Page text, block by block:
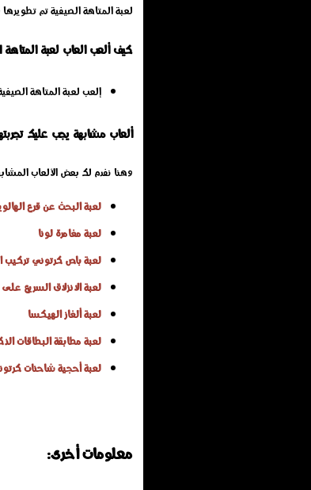
لعبة المتاهة الصيفية تم
كيف ألعب العاب لعبة المتاهة
إلعب لعبة المتاهة
ألعاب مشابهة يجب عليك
وهنا نفدم لك بعض الألعاب
لعبة البحث عن قرع
لعبة مغامرة لونا
لعبة باص كرتوني تركيب
لعبة الانزلاق السريع
لعبة ألغاز الهيكسا
لعبة مطابقة البطاقات
لعبة أحجية شاحنات
معلومات أخرى: